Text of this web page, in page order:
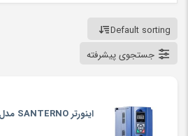
Default sorting
جستجوی پیشرفته
اینورتر SANTERNO مدل SINUS VEGA 0003 4T